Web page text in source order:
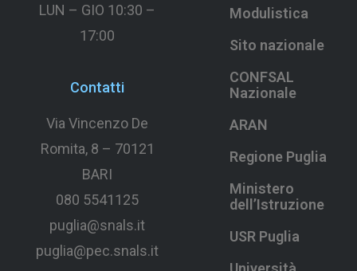
LUN – GIO 10:30 –
17:00
Contatti
Via Vincenzo De
Romita, 8 – 70121
BARI
080 5541125
puglia@snals.it
puglia@pec.snals.it
Modulistica
Sito nazionale
CONFSAL
Nazionale
ARAN
Regione Puglia
Ministero
dell’Istruzione
USR Puglia